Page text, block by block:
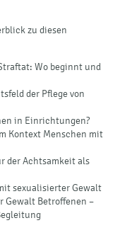
zu diesen
Wo beginnt und
der Pflege von
in Einrichtungen?
Kontext Menschen mit
der Achtsamkeit als
sexualisierter Gewalt
Gewalt Betroffenen –